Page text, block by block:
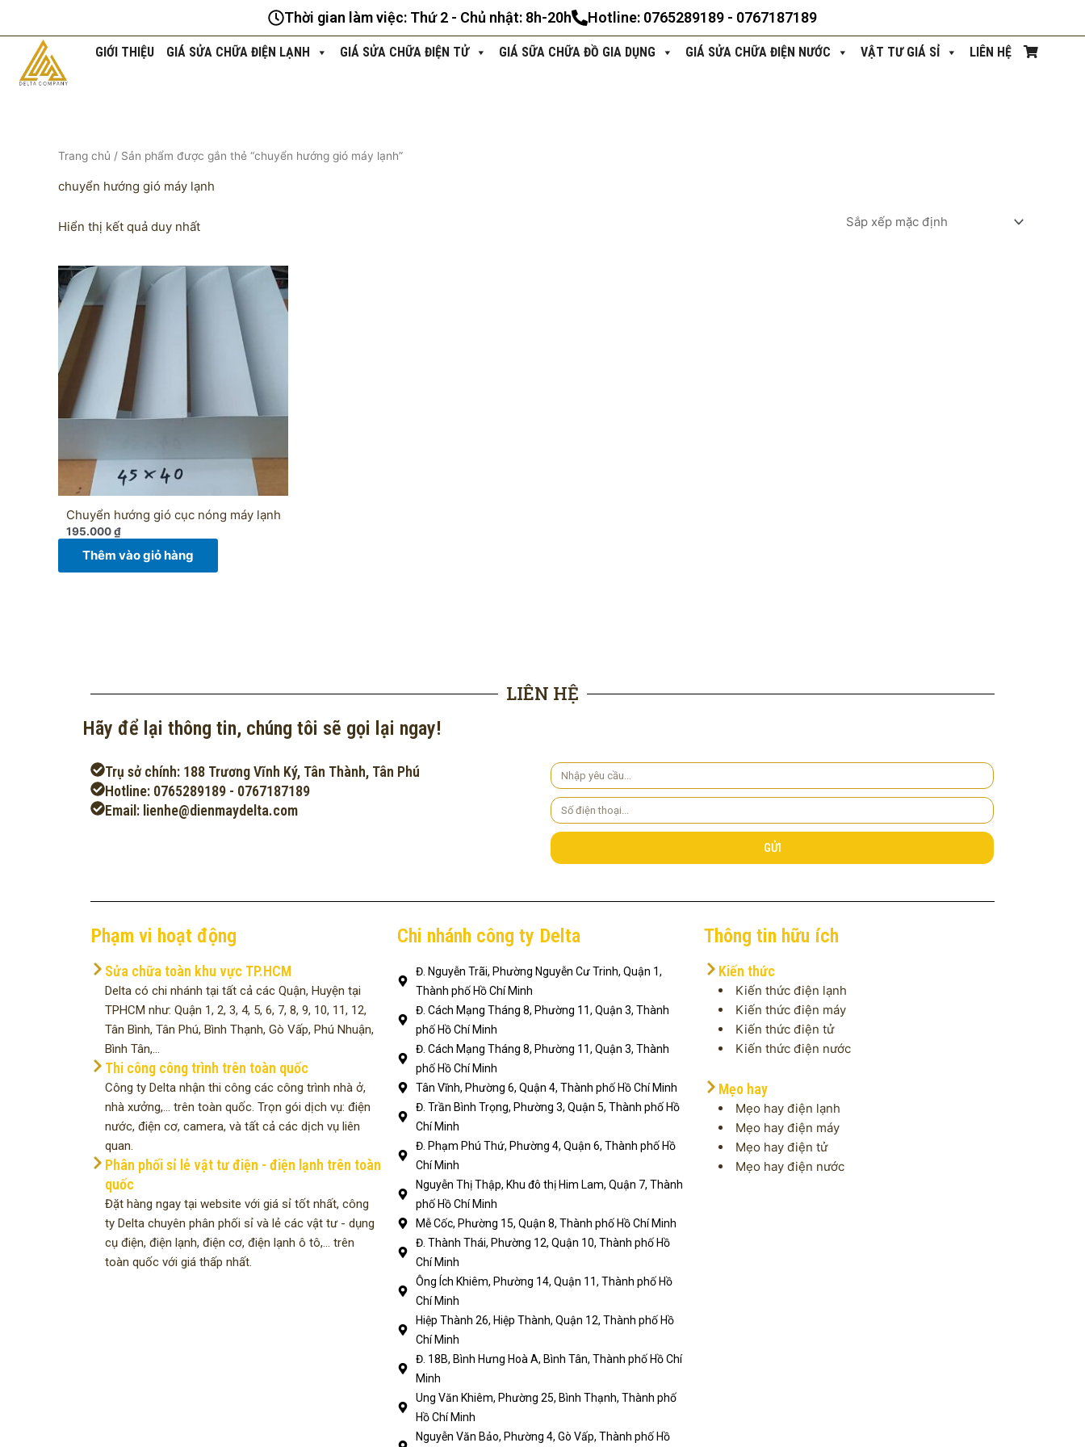
dung
Thời gian làm việc: Thứ 2 - Chủ nhật: 8h-20h Hotline: 0765289189 - 0767187189
GIỚI THIỆU GIÁ SỬA CHỮA ĐIỆN LẠNH GIÁ SỬA CHỮA ĐIỆN TỬ GIÁ SỮA CHỮA ĐỒ GIA DỤNG GIÁ SỬA CHỮA ĐIỆN NƯỚC VẬT TƯ GIÁ SỈ LIÊN HỆ
Trang chủ / Sản phẩm được gắn thẻ “chuyển hướng gió máy lạnh”
chuyển hướng gió máy lạnh
Hiển thị kết quả duy nhất
Chuyển hướng gió cục nóng máy lạnh
195.000₫
Thêm vào giỏ hàng
LIÊN HỆ
Hãy để lại thông tin, chúng tôi sẽ gọi lại ngay!
Trụ sở chính: 188 Trương Vĩnh Ký, Tân Thành, Tân Phú
Hotline: 0765289189 - 0767187189
Email: lienhe@dienmaydelta.com
Yêu
cầu
Số
điện
thoại
GỬI
Phạm vi hoạt động
Sửa chữa toàn khu vực TP.HCM
Delta có chi nhánh tại tất cả các Quận, Huyện tại
TPHCM như: Quận 1, 2, 3, 4, 5, 6, 7, 8, 9, 10, 11, 12,
Tân Bình, Tân Phú, Bình Thạnh, Gò Vấp, Phú Nhuận,
Bình Tân,...
Thi công công trình trên toàn quốc
Công ty Delta nhận thi công các công trình nhà ở,
nhà xưởng,... trên toàn quốc. Trọn gói dịch vụ: điện
nước, điện cơ, camera, và tất cả các dịch vụ liên
quan.
Phân phối sỉ lẻ vật tư điện - điện lạnh trên toàn
quốc
Đặt hàng ngay tại website với giá sỉ tốt nhất, công
ty Delta chuyên phân phối sỉ và lẻ các vật tư - dụng
cụ điện, điện lạnh, điện cơ, điện lạnh ô tô,... trên
toàn quốc với giá thấp nhất.
Chi nhánh công ty Delta
Đ. Nguyễn Trãi, Phường Nguyễn Cư Trinh, Quận 1,
Thành phố Hồ Chí Minh
Đ. Cách Mạng Tháng 8, Phường 11, Quận 3, Thành
phố Hồ Chí Minh
Đ. Cách Mạng Tháng 8, Phường 11, Quận 3, Thành
phố Hồ Chí Minh
Tân Vĩnh, Phường 6, Quận 4, Thành phố Hồ Chí Minh
Đ. Trần Bình Trọng, Phường 3, Quận 5, Thành phố Hồ
Chí Minh
Đ. Phạm Phú Thứ, Phường 4, Quận 6, Thành phố Hồ
Chí Minh
Nguyễn Thị Thập, Khu đô thị Him Lam, Quận 7, Thành
phố Hồ Chí Minh
Mễ Cốc, Phường 15, Quận 8, Thành phố Hồ Chí Minh
Đ. Thành Thái, Phường 12, Quận 10, Thành phố Hồ
Chí Minh
Ông Ích Khiêm, Phường 14, Quận 11, Thành phố Hồ
Chí Minh
Hiệp Thành 26, Hiệp Thành, Quận 12, Thành phố Hồ
Chí Minh
Đ. 18B, Bình Hưng Hoà A, Bình Tân, Thành phố Hồ Chí
Minh
Ung Văn Khiêm, Phường 25, Bình Thạnh, Thành phố
Hồ Chí Minh
Nguyễn Văn Bảo, Phường 4, Gò Vấp, Thành phố Hồ
Thông tin hữu ích
Kiến thức
Kiến thức điện lạnh
Kiến thức điện máy
Kiến thức điện tử
Kiến thức điện nước
Mẹo hay
Mẹo hay điện lạnh
Mẹo hay điện máy
Mẹo hay điện tử
Mẹo hay điện nước